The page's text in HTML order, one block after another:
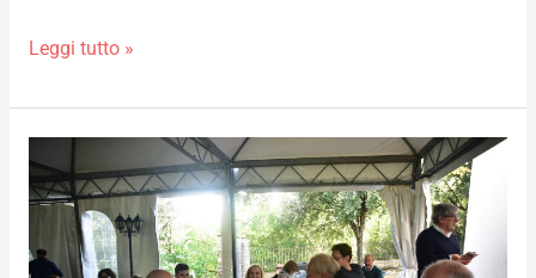
Leggi tutto »
Agorà
Cantieri